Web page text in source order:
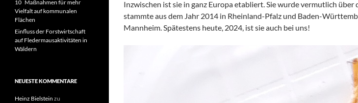
Inzwischen ist sie in ganz Europa etabliert. Sie wurde vermutlich
stammte aus dem Jahr 2014 in Rheinland-Pfalz und Baden-
Mannheim. Spätestens heute, 2024, ist sie auch bei uns!
10 Maßnahmen für mehr
Vielfalt auf kommunalen
Flächen
Einfluss der Forstwirtschaft
auf Fledermausaktivitäten in
Wäldern
NEUESTE KOMMENTARE
Heinz Bielstein zu